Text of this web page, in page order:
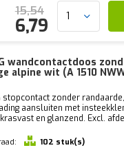
15,54
6,79
wandcontactdoos
alpine wit (A 1510
stopcontact zonder
aansluiten met
en glanzend. Excl.
102 stuk(s)